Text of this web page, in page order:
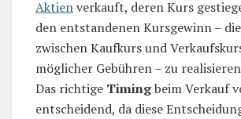
Aktienverkauft, deren Kurs
den entstandenen Kursgewinn –
zwischen Kaufkurs und
möglicher Gebühren – zu
Das richtige Timingbeim Verkauf
entscheidend, da diese